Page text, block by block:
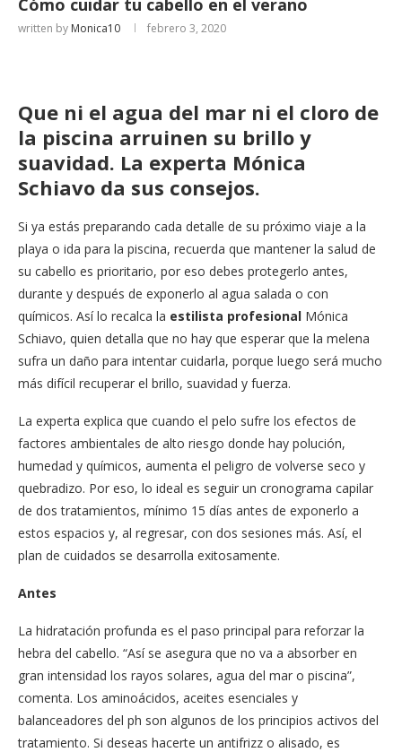
Cómo cuidar tu cabello en el verano
written by Monica10 febrero 3, 2020
Que ni el agua del mar ni el cloro de
la piscina arruinen su brillo y
suavidad. La experta Mónica
Schiavo da sus consejos.
Si ya estás preparando cada detalle de su próximo viaje a la
playa o ida para la piscina, recuerda que mantener la salud de
su cabello es prioritario, por eso debes protegerlo antes,
durante y después de exponerlo al agua salada o con
químicos. Así lo recalca la estilista profesional Mónica
Schiavo, quien detalla que no hay que esperar que la melena
sufra un daño para intentar cuidarla, porque luego será mucho
más difícil recuperar el brillo, suavidad y fuerza.
La experta explica que cuando el pelo sufre los efectos de
factores ambientales de alto riesgo donde hay polución,
humedad y químicos, aumenta el peligro de volverse seco y
quebradizo. Por eso, lo ideal es seguir un cronograma capilar
de dos tratamientos, mínimo 15 días antes de exponerlo a
estos espacios y, al regresar, con dos sesiones más. Así, el
plan de cuidados se desarrolla exitosamente.
Antes
La hidratación profunda es el paso principal para reforzar la
hebra del cabello. “Así se asegura que no va a absorber en
gran intensidad los rayos solares, agua del mar o piscina”,
comenta. Los aminoácidos, aceites esenciales y
balanceadores del ph son algunos de los principios activos del
tratamiento. Si deseas hacerte un antifrizz o alisado, es